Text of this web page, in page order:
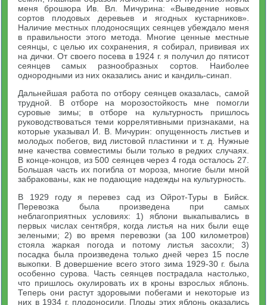
меня брошюра Ив. Вл. Мичурина: «Выведение новых
сортов плодовых деревьев и ягодных кустарников».
Наличие местных плодоносящих сеянцев убеждало меня
в правильности этого метода. Многие ценные местные
сеянцы, с целью их сохранения, я собирал, прививая их
на дички. От своего посева в 1924 г. я получил до пятисот
сеянцев самых разнообразных сортов. Наиболее
однородными из них оказались анис и кандиль-синап.
Дальнейшая работа по отбору сеянцев оказалась, самой
трудной. В отборе на морозостойкость мне помогли
суровые зимы; в отборе на культурность пришлось
руководствоваться теми коррелятивными признаками, на
которые указывал И. В. Мичурин: опущенность листьев и
молодых побегов, вид листовой пластинки и т. д. Нужные
мне качества совместимы были только в редких случаях.
В конце-концов, из 500 сеянцев через 4 года осталось 27.
Большая часть их погибла от мороза, многие были мной
забракованы, как не подающие надежды на культурность.
В 1929 году я перевез сад из Ойрот-Туры в Бийск.
Перевозка была произведена при самых
неблагоприятных условиях: 1) яблони выкапывались в
первых числах сентября, когда листья на них были еще
зелеными; 2) во время перевозки (за 100 километров)
стояла жаркая погода и потому листья засохли; 3)
посадка была произведена только дней через 15 после
выкопки. В довершение всего этого зима 1929-30 г. была
особенно сурова. Часть сеянцев пострадала настолько,
что пришлось окулировать их в кроны взрослых яблонь.
Теперь они растут здоровыми побегами и некоторые из
них в 1934 г. плодоносили. Плоды этих яблонь оказались